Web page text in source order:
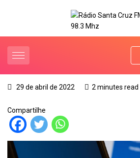
29 de abril de 2022 2 minutes read
Compartilhe